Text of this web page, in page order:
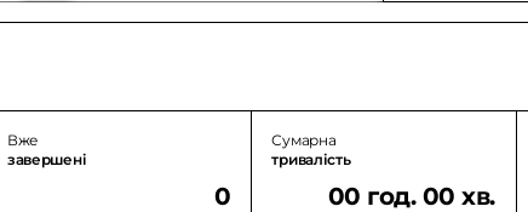
Вже
завершені
0
Сумарна
тривалість
00 год. 00 хв.